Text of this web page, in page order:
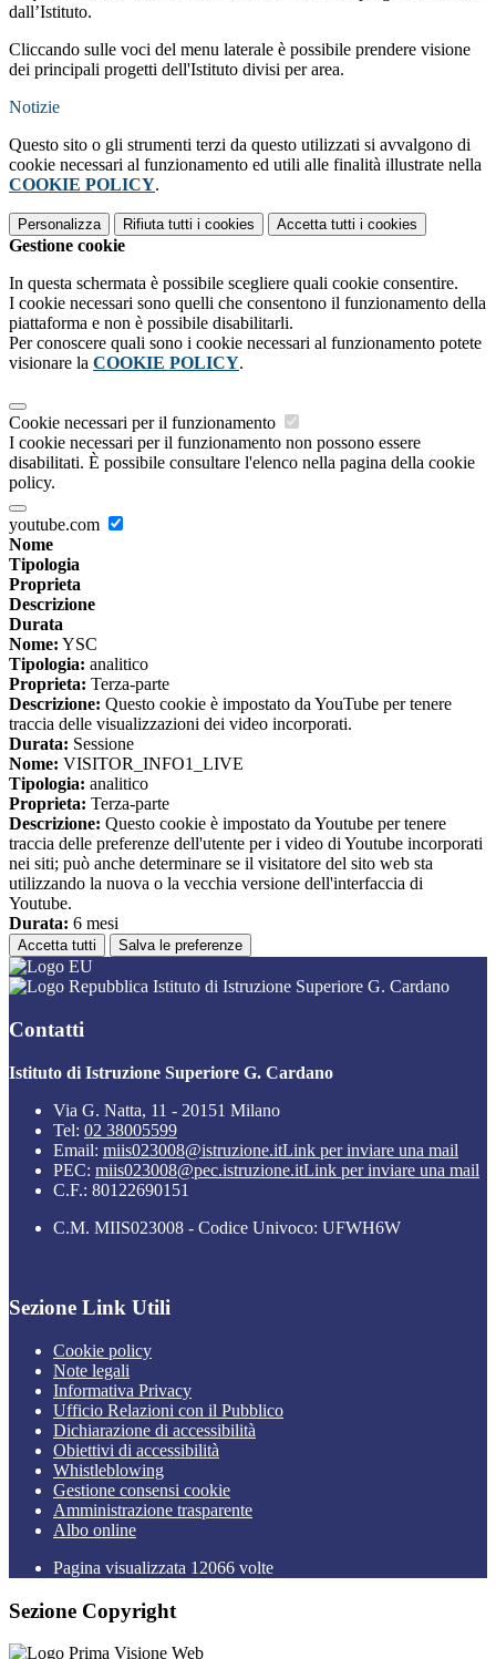
dall’Istituto.
Cliccando sulle voci del menu laterale è possibile prendere visione
dei principali progetti dell'Istituto divisi per area.
Notizie
Questo sito o gli strumenti terzi da questo utilizzati si avvalgono di
cookie necessari al funzionamento ed utili alle finalità illustrate nella
COOKIE POLICY.
Personalizza Rifiuta tutti i cookies Accetta tutti i cookies
Gestione cookie
In questa schermata è possibile scegliere quali cookie consentire.
I cookie necessari sono quelli che consentono il funzionamento della
piattaforma e non è possibile disabilitarli.
Per conoscere quali sono i cookie necessari al funzionamento potete
visionare la COOKIE POLICY.
Cookie necessari per il funzionamento
I cookie necessari per il funzionamento non possono essere
disabilitati. È possibile consultare l'elenco nella pagina della cookie
policy.
youtube.com
Nome
Tipologia
Proprieta
Descrizione
Durata
Nome: YSC
Tipologia: analitico
Proprieta: Terza-parte
Descrizione: Questo cookie è impostato da YouTube per tenere
traccia delle visualizzazioni dei video incorporati.
Durata: Sessione
Nome: VISITOR_INFO1_LIVE
Tipologia: analitico
Proprieta: Terza-parte
Descrizione: Questo cookie è impostato da Youtube per tenere
traccia delle preferenze dell'utente per i video di Youtube incorporati
nei siti; può anche determinare se il visitatore del sito web sta
utilizzando la nuova o la vecchia versione dell'interfaccia di
Youtube.
Durata: 6 mesi
Accetta tutti Salva le preferenze
Istituto di Istruzione Superiore G. Cardano
Contatti
Istituto di Istruzione Superiore G. Cardano
Via G. Natta, 11 - 20151 Milano
Tel: 02 38005599
Email: miis023008@istruzione.itLink per inviare una mail
PEC: miis023008@pec.istruzione.itLink per inviare una mail
C.F.: 80122690151
C.M. MIIS023008 - Codice Univoco: UFWH6W
Sezione Link Utili
Cookie policy
Note legali
Informativa Privacy
Ufficio Relazioni con il Pubblico
Dichiarazione di accessibilità
Obiettivi di accessibilità
Whistleblowing
Gestione consensi cookie
Amministrazione trasparente
Albo online
Pagina visualizzata 12066 volte
Sezione Copyright